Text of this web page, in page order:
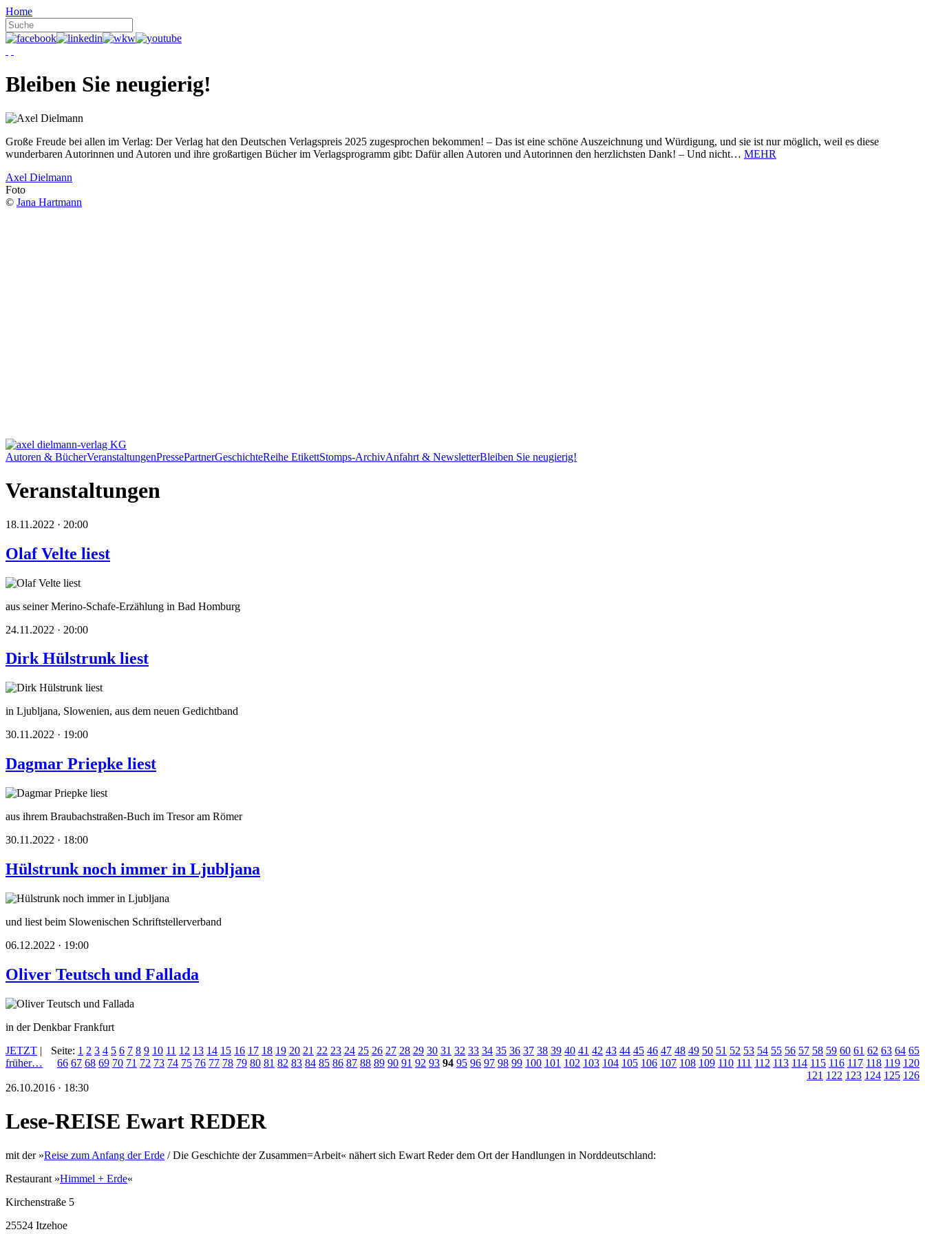
Home
Bleiben Sie neugierig!
Große Freude bei allen im Verlag: Der Verlag hat den Deutschen Verlagspreis 2025 zugesprochen bekommen! – Das ist eine schöne Auszeichnung und Würdigung, und sie ist nur möglich, weil es diese
wunderbaren Autorinnen und Autoren und ihre großartigen Bücher im Verlagsprogramm gibt: Dafür allen Autoren und Autorinnen den herzlichsten Dank! – Und nicht… MEHR
Axel Dielmann
Foto
© Jana Hartmann
Autoren & BücherVeranstaltungenPressePartnerGeschichteReihe EtikettStomps-ArchivAnfahrt & NewsletterBleiben Sie neugierig!
Veranstaltungen
18.11.2022 · 20:00
Olaf Velte liest
aus seiner Merino-Schafe-Erzählung in Bad Homburg
24.11.2022 · 20:00
Dirk Hülstrunk liest
in Ljubljana, Slowenien, aus dem neuen Gedichtband
30.11.2022 · 19:00
Dagmar Priepke liest
aus ihrem Braubachstraßen-Buch im Tresor am Römer
30.11.2022 · 18:00
Hülstrunk noch immer in Ljubljana
und liest beim Slowenischen Schriftstellerverband
06.12.2022 · 19:00
Oliver Teutsch und Fallada
in der Denkbar Frankfurt
JETZT |
früher…
Seite: 1 2 3 4 5 6 7 8 9 10 11 12 13 14 15 16 17 18 19 20 21 22 23 24 25 26 27 28 29 30 31 32 33 34 35 36 37 38 39 40 41 42 43 44 45 46 47 48 49 50 51 52 53 54 55 56 57 58 59 60 61 62 63 64 65
66 67 68 69 70 71 72 73 74 75 76 77 78 79 80 81 82 83 84 85 86 87 88 89 90 91 92 93 94 95 96 97 98 99 100 101 102 103 104 105 106 107 108 109 110 111 112 113 114 115 116 117 118 119 120
121 122 123 124 125 126
26.10.2016 · 18:30
Lese-REISE Ewart REDER
mit der »Reise zum Anfang der Erde / Die Geschichte der Zusammen=Arbeit« nähert sich Ewart Reder dem Ort der Handlungen in Norddeutschland:
Restaurant »Himmel + Erde«
Kirchenstraße 5
25524 Itzehoe